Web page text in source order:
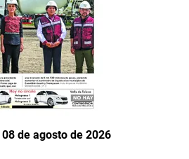
de agosto de 2026